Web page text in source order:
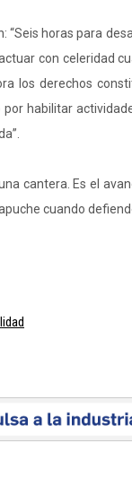
“Seis horas para
con celeridad
los derechos
habilitar
cantera. Es el
cuando